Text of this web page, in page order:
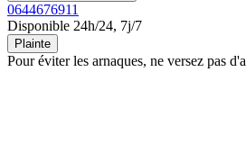
0644676911
Disponible 24h/24, 7j/7
Plainte
Pour éviter les arnaques, ne versez pas